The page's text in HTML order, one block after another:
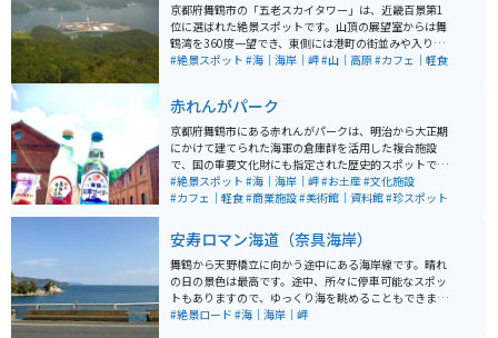
京都府舞鶴市の「五老スカイタワー」は、近畿百景第1
位に選ばれた絶景スポットです。山頂の展望室からは舞
鶴湾を360度一望でき、東側には港町の街並みや入り
江、西側には島々が浮かぶ美しい海景が広がります。 駐
ターで展望室へ上がれます。晴天時はもちろん、夕暮れ
時の景色も格別です。 館内では「艦これ」コラボ企画も
実施されており、カフェ（10時オープン）では「妙高カ
レー」などの限定メニューも楽しめます。舞鶴観光の際
にはぜひ立ち寄りたいスポットです。
#絶景スポット #海｜海岸｜岬#山｜高原#カフェ｜軽食
赤れんがパーク
京都府舞鶴市にある赤れんがパークは、明治から大正期
にかけて建てられた海軍の倉庫群を活用した複合施設
で、国の重要文化財にも指定された歴史的スポットで
す。重厚な赤れんが建築が立ち並ぶ景観はノスタルジッ
クな雰囲気に包まれ、映画やドラマのロケ地としても知
ナーがあり、ゆったりとした時間を過ごしながら食事や
買い物が楽しめます。 また、レンガの歴史を学べる展示
やイベントスペース、遊覧船の発着所もあり、観光の拠
点としても充実しています。港町ならではの開放感ある
景色も魅力で、散策するだけでも楽しめます。バイクで
訪れる場合は有料駐車場が整備されており、最大料金設
#絶景スポット #海｜海岸｜岬#お土産#文化施設
#カフェ｜軽食#商業施設#美術館｜資料館#珍スポット
安寿ロマン海道（奈具海岸）
舞鶴から天野橋立に向かう途中にある海岸線です。晴れ
の日の景色は最高です。途中、所々に停車可能なスポッ
トもありますので、ゆっくり海を眺めることもできま
す。交通量はそんなに多くはないので、ゆっくり走りな
#絶景ロード #海｜海岸｜岬